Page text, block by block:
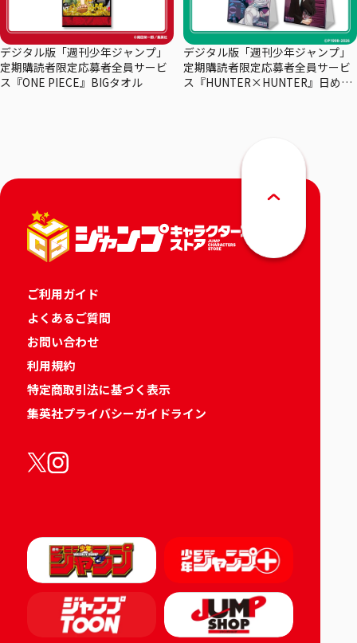
デジタル版「週刊少年ジャンプ」
定期購読者限定応募者全員サービ
ス『ONE PIECE』BIGタオル
デジタル版「週刊少年ジャンプ」
定期購読者限定応募者全員サービ
ス『HUNTER×HUNTER』日めく
ご利用ガイド
よくあるご質問
お問い合わせ
利用規約
特定商取引法に基づく表示
集英社プライバシーガイドライン